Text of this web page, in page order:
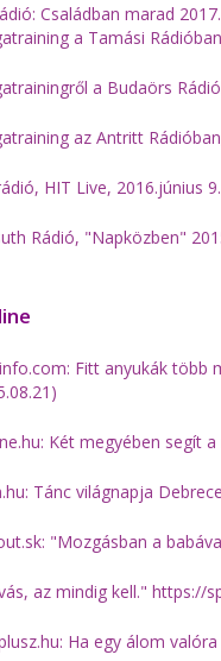
Családban marad
a Tamási
a Budaörs
az Antritt
HIT Live, 2016.június 9.
Rádió, "Napközben"
Fitt anyukák több
Két megyében segít
Tánc világnapja
"Mozgásban a
az mindig kell." https://
Ha egy álom